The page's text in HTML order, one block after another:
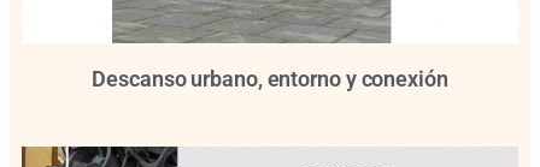
Descanso urbano, entorno y conexión